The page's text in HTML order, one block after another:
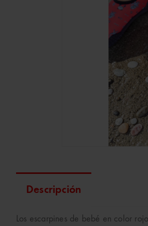
Descripción
Los escarpines de bebé en color